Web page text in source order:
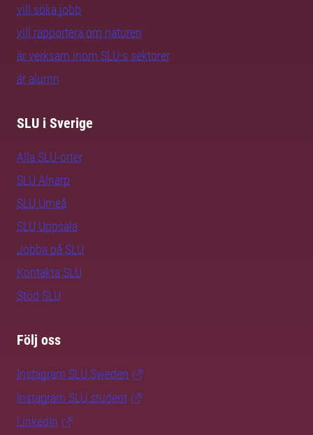
vill söka jobb
vill rapportera om naturen
är verksam inom SLU:s sektorer
är alumn
SLU i Sverige
Alla SLU-orter
SLU Alnarp
SLU Umeå
SLU Uppsala
Jobba på SLU
Kontakta SLU
Stöd SLU
Följ oss
Instagram SLU.Sweden
Instagram SLU.student
LinkedIn